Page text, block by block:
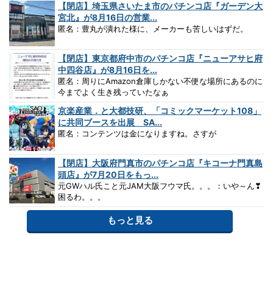
【閉店】埼玉県さいたま市のパチンコ店『ガーデン大
宮北』が8月16日の営業...
匿名：豊丸が潰れた様に、メーカーも苦しいはずだ。
【閉店】東京都府中市のパチンコ店『ニューアサヒ府
中四谷店』が8月16日を...
匿名：周りにAmazon倉庫しかない不便な場所にあるのに
今までよく生き残っていたなぁ
京楽産業．と大都技研、「コミックマーケット108」
に共同ブースを出展 SA...
匿名：コンテンツは金になりますね。さすが
【閉店】大阪府門真市のパチンコ店『キコーナ門真島
頭店』が7月20日をもっ...
元GWハル氏こと元JAM大阪フウマ氏。。。：いや～ん❣
困るわ。。。
もっと見る